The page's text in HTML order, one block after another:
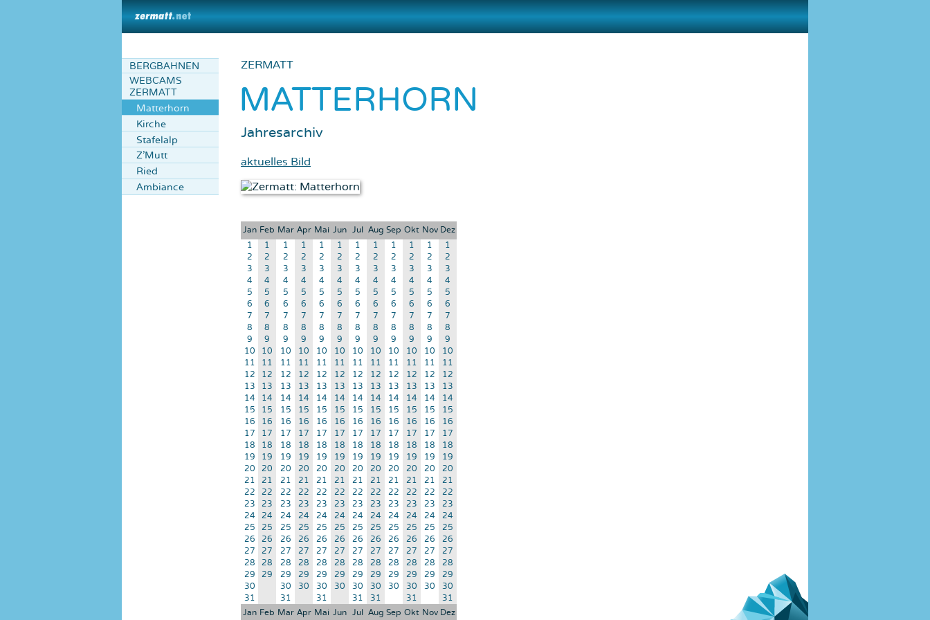
ZERMATT
MATTERHORN
Jahresarchiv
aktuelles Bild
Jan Feb Mar Apr Mai Jun Jul Aug Sep Okt Nov Dez
Jan Feb Mar Apr Mai Jun Jul Aug Sep Okt Nov Dez
1 1 1 1 1 1 1 1 1 1 1
1
2
2 2 2 2 2 2 2 2 2 2
2
3
3 3 3 3 3 3 3 3 3 3
3
4
4 4 4 4 4 4 4 4 4 4
4
5
5 5 5 5 5 5 5 5 5 5
5
6
6 6 6 6 6 6 6 6 6 6
6
7
7 7 7 7 7 7 7 7 7 7
7
8
8 8 8 8 8 8 8 8 8 8
8
9
9 9 9 9 9 9 9 9 9 9
9
10
10 10 10 10 10 10 10 10 10 10
10
11
11 11 11 11 11 11 11 11 11 11
11
12
12 12 12 12 12 12 12 12 12 12
12
13
13 13 13 13 13 13 13 13 13 13
13
14
14 14 14 14 14 14 14 14 14 14
14
15
15 15 15 15 15 15 15 15 15 15
15
16
16 16 16 16 16 16 16 16 16 16
16
17
17 17 17 17 17 17 17 17 17 17
17
18
18 18 18 18 18 18 18 18 18 18
18
19
19 19 19 19 19 19 19 19 19 19
19
20
20 20 20 20 20 20 20 20 20 20
20
21
21 21 21 21 21 21 21 21 21 21
21
22
22 22 22 22 22 22 22 22 22 22
22
23
23 23 23 23 23 23 23 23 23 23
23
24
24 24 24 24 24 24 24 24 24 24
24
25
25 25 25 25 25 25 25 25 25 25
25
26
26 26 26 26 26 26 26 26 26 26
26
27
27 27 27 27 27 27 27 27 27 27
27
28
28 28 28 28 28 28 28 28 28 28
28
29
29 29 29 29 29 29 29 29 29 29
29
30
30 30 30 30 30 30 30 30 30
30
31
31 31 31 31 31 31
BERGBAHNEN
WEBCAMS
ZERMATT
Matterhorn
Kirche
Stafelalp
Z'Mutt
Ried
Ambiance